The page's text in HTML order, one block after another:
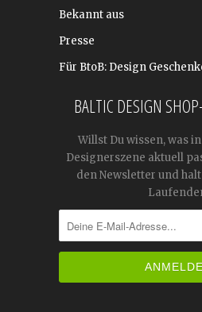
Bekannt aus
Presse
Für BtoB: Design
BALTIC DESIGN
Willst Du wissen, was
Designerszene aktuell
den Newsletter und